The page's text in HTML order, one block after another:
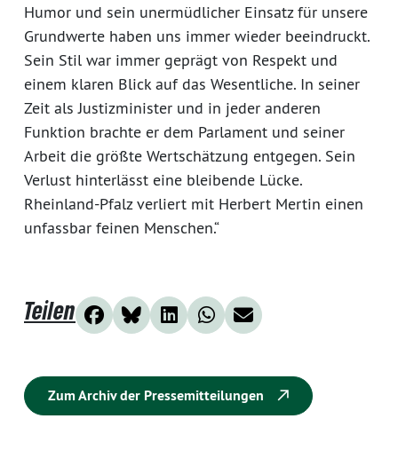
Humor und sein unermüdlicher Einsatz für unsere
Grundwerte haben uns immer wieder beeindruckt.
Sein Stil war immer geprägt von Respekt und
einem klaren Blick auf das Wesentliche. In seiner
Zeit als Justizminister und in jeder anderen
Funktion brachte er dem Parlament und seiner
Arbeit die größte Wertschätzung entgegen. Sein
Verlust hinterlässt eine bleibende Lücke.
Rheinland-Pfalz verliert mit Herbert Mertin einen
unfassbar feinen Menschen.“
Teilen
Zum Archiv der Pressemitteilungen